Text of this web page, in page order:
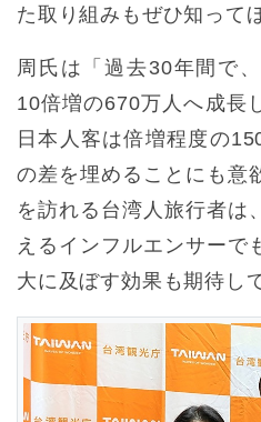
た取り組みもぜひ知って
周氏は「過去30年間で
10倍増の670万人へ成長
日本人客は倍増程度の
の差を埋めることにも意
を訪れる台湾人旅行者は
えるインフルエンサーで
大に及ぼす効果も期待し